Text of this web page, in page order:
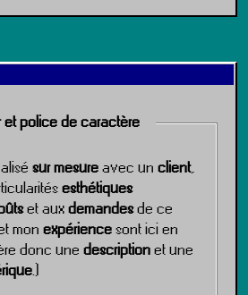
et police de caractère
sur mesureavec un client,
esthétiques
et auxdemandesde ce
mon expériencesont ici en
donc une descriptionet une
.)